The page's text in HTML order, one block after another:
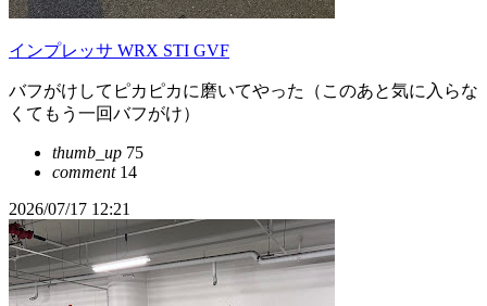
インプレッサ WRX STI GVF
バフがけしてピカピカに磨いてやった（このあと気に入らな
くてもう一回バフがけ）
thumb_up 75
comment14
2026/07/17 12:21